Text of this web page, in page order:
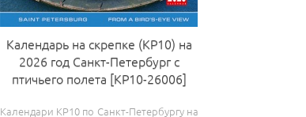
Календарь на скрепке (КР10) на
2026 год Санкт-Петербург с
птичьего полета [КР10-26006]
Календари КР10 по Санкт-Петербургу на